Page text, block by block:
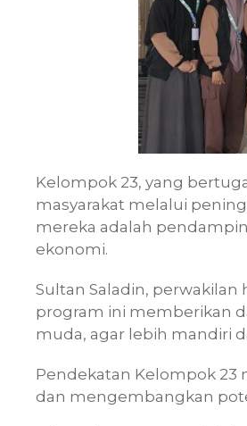
Kelompok 23, yang
masyarakat melalui
mereka adalah
ekonomi.
Sultan Saladin,
program ini memberikan
muda, agar lebih mandiri
Pendekatan Kelompok 23
dan mengembangkan